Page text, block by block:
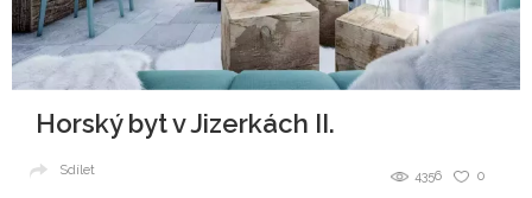
Horský byt v Jizerkách II.
0
4356
Sdílet